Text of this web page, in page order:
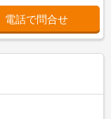
電話で問合せ